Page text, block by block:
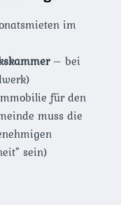
im
– bei
für den
muss die
sein)